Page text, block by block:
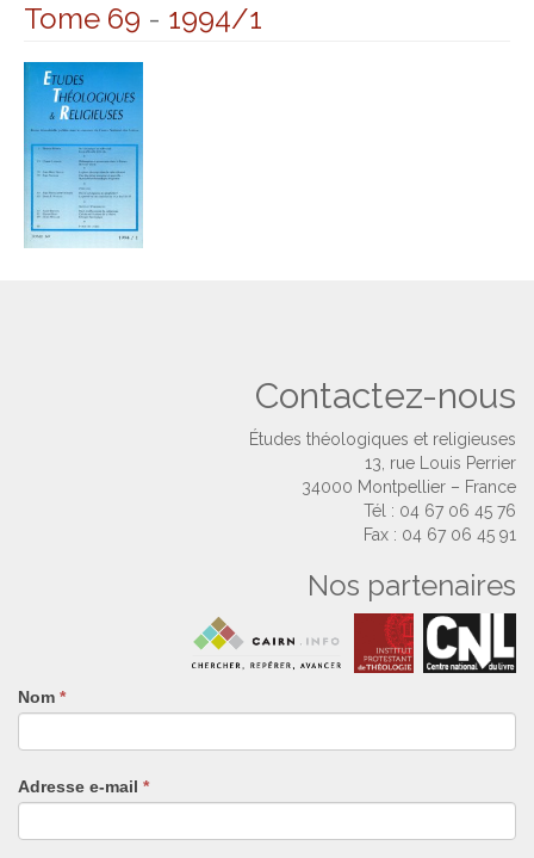
Tome 69 - 1994/1
Contactez-nous
Études théologiques et religieuses
13, rue Louis Perrier
34000 Montpellier – France
Tél : 04 67 06 45 76
Fax : 04 67 06 45 91
Nos partenaires
Nom *
Adresse e-mail *
Si
vous
êtes
humain,
remplissez